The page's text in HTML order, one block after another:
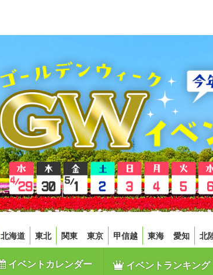
北海道 東北 関東 東京 甲信越 東海 愛知 北
イベントカレンダー イベントランキング